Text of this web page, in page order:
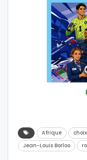
Afrique
Jean-Louis Borloo